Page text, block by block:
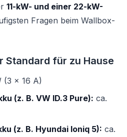
11-kW- und einer 22-kW-
Fragen beim Wallbox-
Standard für zu Hause
(3 × 16 A)
(z. B. VW ID.3 Pure): ca.
(z. B. Hyundai Ioniq 5): ca.